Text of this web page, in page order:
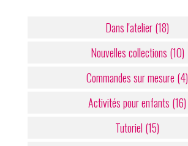
Dans l'atelier (18)
Nouvelles collections (10)
Commandes sur mesure (4)
Activités pour enfants (16)
Tutoriel (15)